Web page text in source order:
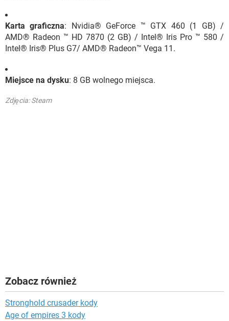
Karta graficzna: Nvidia® GeForce ™ GTX 460 (1 GB) /
AMD® Radeon ™ HD 7870 (2 GB) / Intel® Iris Pro ™ 580 /
Intel® Iris® Plus G7/ AMD® Radeon™ Vega 11.
Miejsce na dysku: 8 GB wolnego miejsca.
Zdjęcia: Steam
Zobacz również
Stronghold crusader kody
Age of empires 3 kody